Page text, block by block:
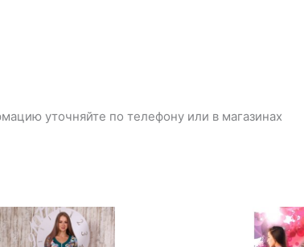
уточняйте по телефону или в магазинах
составляла
Текущая
цена:
460₽.